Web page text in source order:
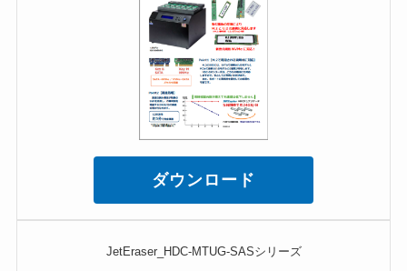
ダウンロード
JetEraser_HDC-MTUG-SASシリーズ